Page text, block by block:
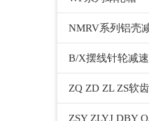
NMRV系列铝壳
B/X摆线针轮减